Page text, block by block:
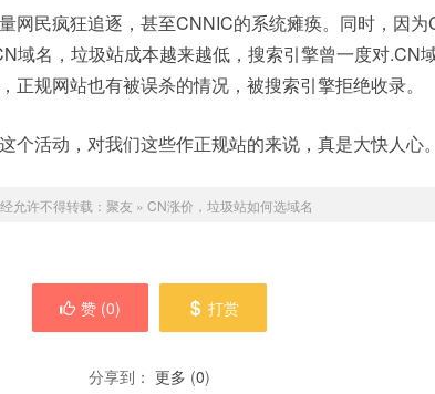
民疯狂追逐，甚至CNNIC的系统瘫痪。同时，因为
域名，垃圾站成本越来越低，搜索引擎曾一度对.CN域
正规网站也有被误杀的情况，被搜索引擎拒绝收录。
活动，对我们这些作正规站的来说，真是大快人心。
允许不得转载： 聚友 » CN涨价，垃圾站如何选域名
赞 (0) 打赏
分享到： 更多 (0)